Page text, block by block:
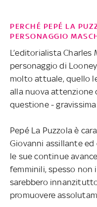
PERCHÉ PEPÉ LA
PERSONAGGIO
L’editorialista Charles
personaggio di
molto attuale, quello
alla nuova attenzione
questione -
Pepé La Puzzola è
Giovanni assillante
le sue continue
femminili, spesso non
sarebbero
promuovere